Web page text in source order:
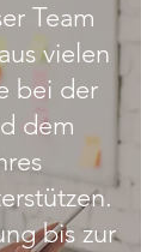
Team
vielen
bei der
dem
bis zur